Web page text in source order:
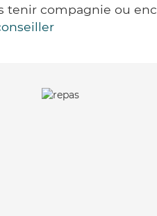
tenir compagnie ou